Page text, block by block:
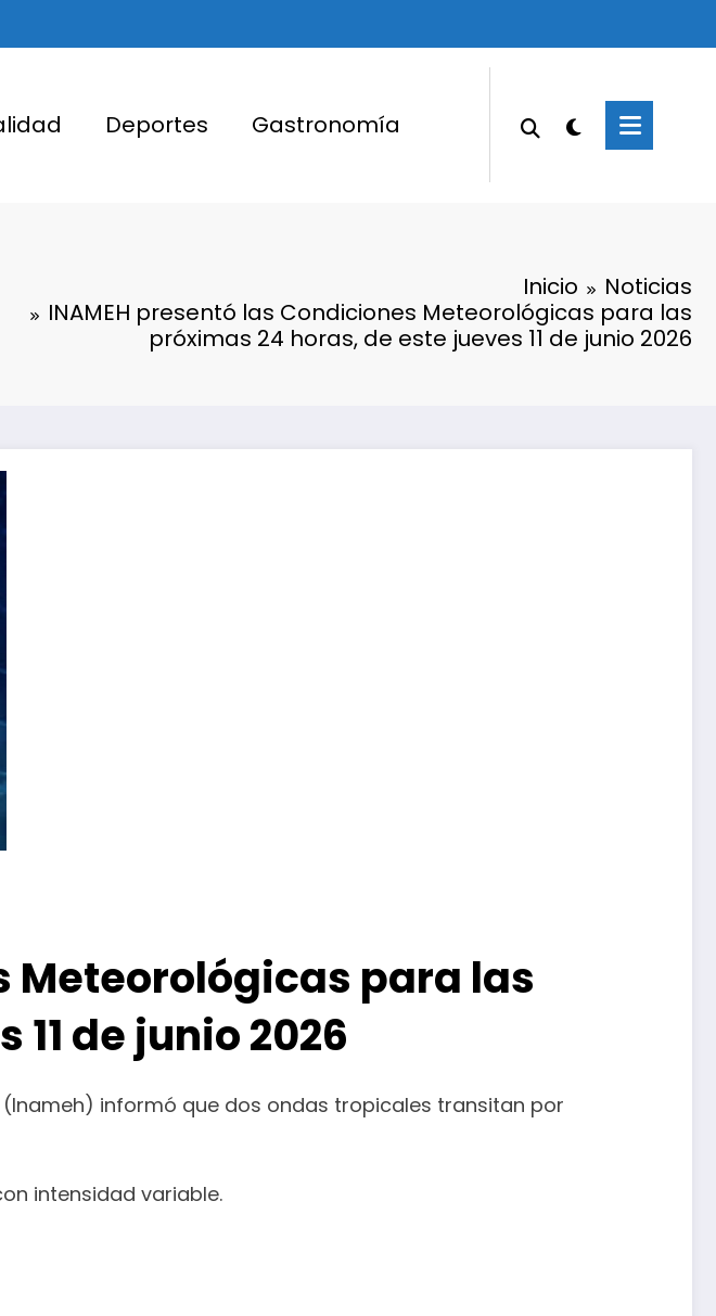
Deportes Gastronomía
Inicio
Noticias
INAMEH presentó las Condiciones Meteorológicas para las
próximas 24 horas, de este jueves 11 de junio 2026
Meteorológicas para las
de junio 2026
(Inameh) informó que dos ondas tropicales transitan por
intensidad variable.